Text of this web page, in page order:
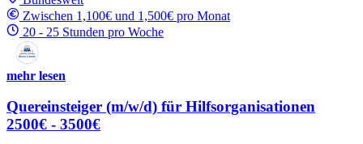
Zwischen 1,100€ und 1,500€ pro Monat
20 - 25 Stunden pro Woche
mehr lesen
Quereinsteiger (m/w/d) für Hilfsorganisationen
2500€ - 3500€